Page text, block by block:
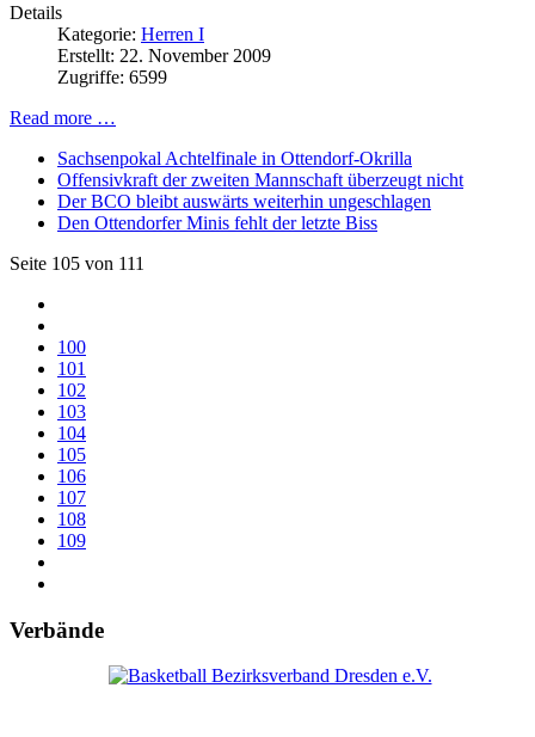
Details
Kategorie: Herren I
Erstellt: 22. November 2009
Zugriffe: 6599
Read more …
Sachsenpokal Achtelfinale in Ottendorf-Okrilla
Offensivkraft der zweiten Mannschaft überzeugt nicht
Der BCO bleibt auswärts weiterhin ungeschlagen
Den Ottendorfer Minis fehlt der letzte Biss
Seite 105 von 111
100
101
102
103
104
105
106
107
108
109
Verbände